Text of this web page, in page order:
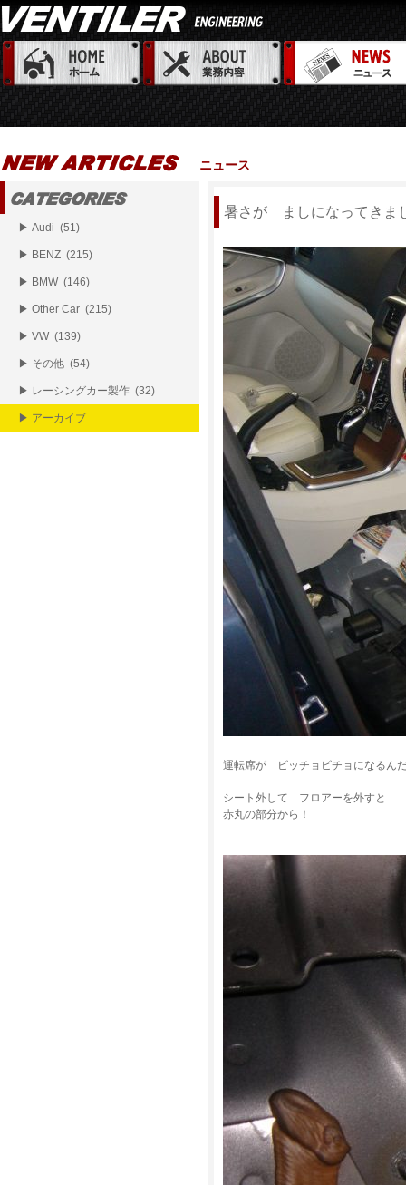
ニュース
暑さが ましになってきま
運転席が ビッチョビチョになる
シート外して フロアーを外すと
赤丸の部分から！
▶ Audi (51)
▶ BENZ (215)
▶ BMW (146)
▶ Other Car (215)
▶ VW (139)
▶ その他 (54)
▶ レーシングカー製作 (32)
▶ アーカイブ